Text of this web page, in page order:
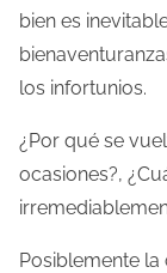
bien es
los infortunios.
¿Por qué se
ocasiones?,
Posiblemente